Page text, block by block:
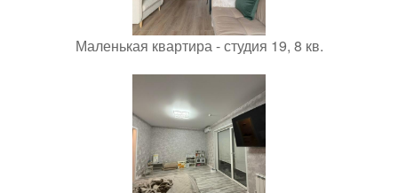
Маленькая квартира - студия 19, 8 кв.